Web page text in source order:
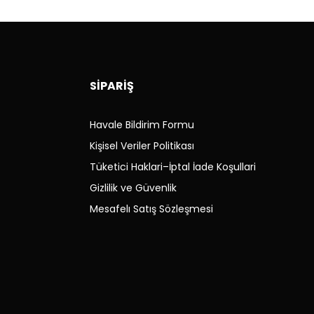
ücreti
tarafınıza
montaj veya kullanım izleri oluşmuş parçalar iade
olan ürünler iade alınmaz.
SİPARİŞ
Havale Bildirim Formu
Kişisel Veriler Politikası
Tüketici Haklari–İptal İade Koşullari
Gizlilik ve Güvenlik
Mesafelı Satış Sözleşmesi